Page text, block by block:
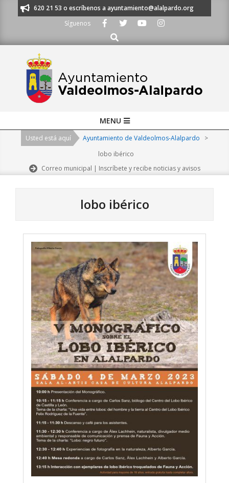
al 91 620 21 53 o escríbenos a ayuntamiento@alalpardo.org
Síguenos
Buscar
Navigation
MENU
Usted está aquí Ayuntamiento de Valdeolmos-Alalpardo
>
lobo ibérico
Correo municipal | Inscríbete y recibe noticias y avisos
lobo ibérico